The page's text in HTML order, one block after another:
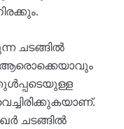
ചടങ്ങില്‍
ആരൊക്കെയാവും
ചടങ്ങില്‍